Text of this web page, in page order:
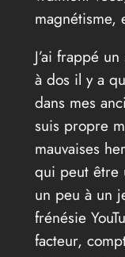
magnétisme,
J’ai frappé
à dos il y a
dans mes
suis propre
mauvaises
qui peut être
un peu à un
frénésie
facteur,